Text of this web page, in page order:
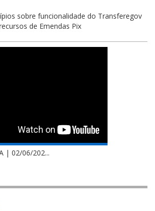
sobre funcionalidade do Transferegov
de Emendas Pix
| 02/06/202...